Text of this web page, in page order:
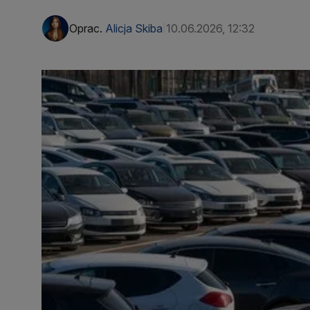
Oprac. Alicja Skiba 10.06.2026, 12:32